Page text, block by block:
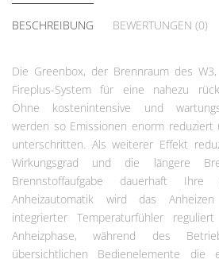
BESCHREIBUNG BEWERTUNGEN (0)
Die Greenbox, der Brennraum des
Fireplus-System für eine nahezu
Ohne kostenintensive und
werden so Emissionen enorm
unterschritten. Als weiterer Effekt
Wirkungsgrad und die längere
Brennstoffaufgabe dauerhaft
Anheizautomatik wird das
integrierter Temperaturfühler
Anheizphase, während des
übersichtlichen Bedienelemente die